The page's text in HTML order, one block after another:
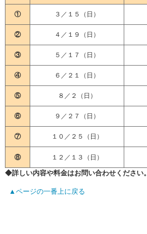
① ３／１５（日）
② ４／１９（日）
③ ５／１７（日）
④ ６／２１（日）
⑤ ８／２（日）
⑥ ９／２７（日）
⑦ １０／２５（日）
⑧ １２／１３（日）
◆詳しい内容や料金はお問い合わせください。
▲ページの一番上に戻る